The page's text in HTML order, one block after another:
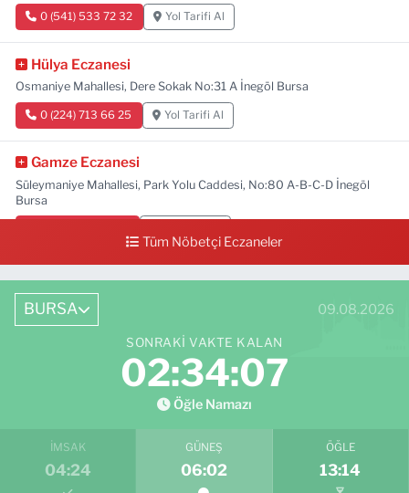
0 (541) 533 72 32 Yol Tarifi Al
Hülya Eczanesi
Osmaniye Mahallesi, Dere Sokak No:31 A İnegöl Bursa
0 (224) 713 66 25 Yol Tarifi Al
Gamze Eczanesi
Süleymaniye Mahallesi, Park Yolu Caddesi, No:80 A-B-C-D İnegöl
Bursa
Tüm Nöbetçi Eczaneler
BURSA 09.08.2026
SONRAKI VAKTE KALAN
02:34:06
Öğle Namazı
İMSAK
04:24
GÜNEŞ
06:02
ÖĞLE
13:14